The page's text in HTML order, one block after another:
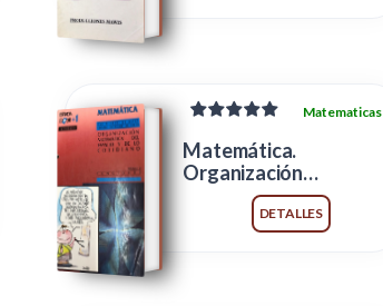
Matematicas
Matemática.
Organización
Matmática del espacio
y de lo cotidiano
DETALLES